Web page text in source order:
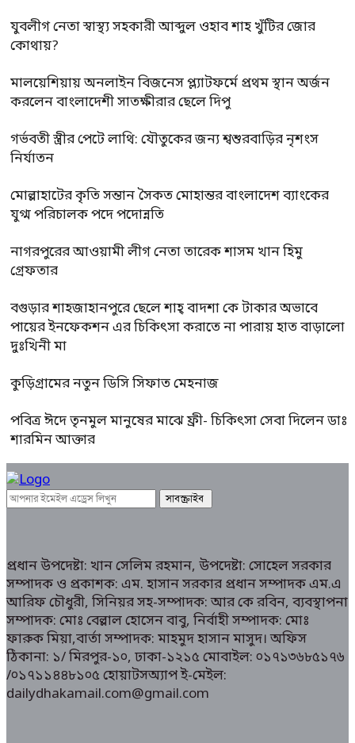
যুবলীগ নেতা স্বাস্থ্য সহকারী আব্দুল ওহাব শাহ খুঁটির জোর
কোথায়?
মালয়েশিয়ায় অনলাইন বিজনেস প্ল্যাটফর্মে প্রথম স্থান অর্জন
করলেন বাংলাদেশী সাতক্ষীরার ছেলে দিপু
গর্ভবতী স্ত্রীর পেটে লাথি: যৌতুকের জন্য শ্বশুরবাড়ির নৃশংস
নির্যাতন
মোল্লাহাটের কৃতি সন্তান সৈকত মোহান্তর বাংলাদেশ ব্যাংকের
যুগ্ম পরিচালক পদে পদোন্নতি
নাগরপুরের আওয়ামী লীগ নেতা তারেক শাসম খান হিমু
গ্রেফতার
বগুড়ার শাহজাহানপুরে ছেলে শাহ্ বাদশা কে টাকার অভাবে
পায়ের ইনফেকশন এর চিকিৎসা করাতে না পারায় হাত বাড়ালো
দুঃখিনী মা
কুড়িগ্রামের নতুন ডিসি সিফাত মেহনাজ
পবিত্র ঈদে তৃনমুল মানুষের মাঝে ফ্রী- চিকিৎসা সেবা দিলেন ডাঃ
শারমিন আক্তার
প্রধান উপদেষ্টা: খান সেলিম রহমান, উপদেষ্টা: সোহেল সরকার
সম্পাদক ও প্রকাশক: এম. হাসান সরকার প্রধান সম্পাদক এম.এ
আরিফ চৌধুরী, সিনিয়র সহ-সম্পাদক: আর কে রবিন, ব্যবস্থাপনা
সম্পাদক: মোঃ বেল্লাল হোসেন বাবু, নির্বাহী সম্পাদক: মোঃ
ফারুক মিয়া,বার্তা সম্পাদক: মাহমুদ হাসান মাসুদ। অফিস
ঠিকানা: ১/ মিরপুর-১০, ঢাকা-১২১৫ মোবাইল: ০১৭১৩৬৮৫১৭৬
/০১৭১১৪৪৮১০৫ হোয়াটসঅ্যাপ ই-মেইল:
dailydhakamail.com@gmail.com